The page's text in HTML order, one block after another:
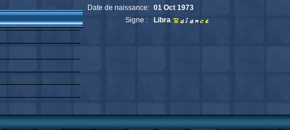
Date de naissance: 01 Oct 1973
Signe :
Libra